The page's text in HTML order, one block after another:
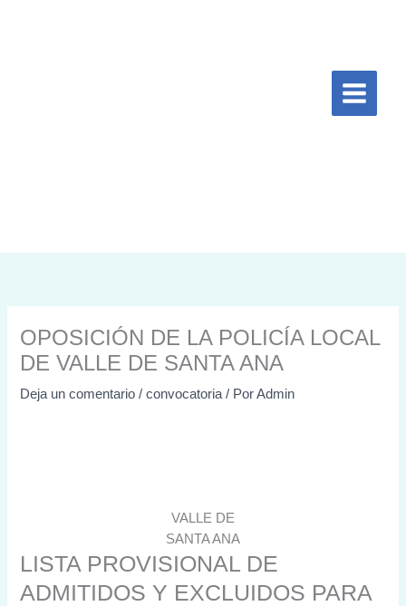
OPOSICIÓN DE LA POLICÍA LOCAL
DE VALLE DE SANTA ANA
Deja un comentario /convocatoria/ PorAdmin
VALLE DE
SANTA ANA
LISTA PROVISIONAL DE
ADMITIDOS Y EXCLUIDOS PARA